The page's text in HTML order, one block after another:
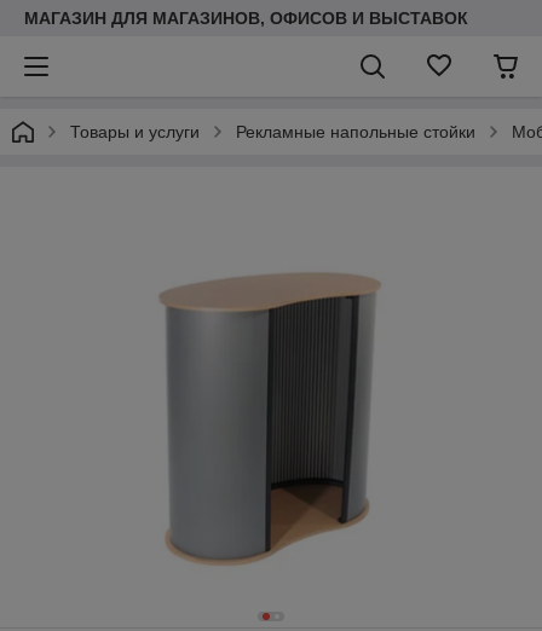
МАГАЗИН ДЛЯ МАГАЗИНОВ, ОФИСОВ И ВЫСТАВОК
Товары и услуги Рекламные напольные стойки